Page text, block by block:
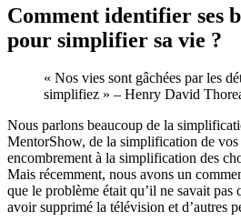
Comment identifier ses
pour simplifier sa vie ?
« Nos vies sont gâchées par les
simplifiez » – Henry David
Nous parlons beaucoup de la
MentorShow, de la simplification de vos
encombrement à la simplification des
Mais récemment, nous avons un
que le problème était qu’il ne savait pas
avoir supprimé la télévision et d’autres